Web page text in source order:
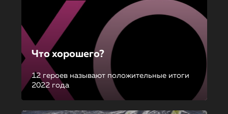
Что хорошего?
12 героев называют положительные итоги
2022 года